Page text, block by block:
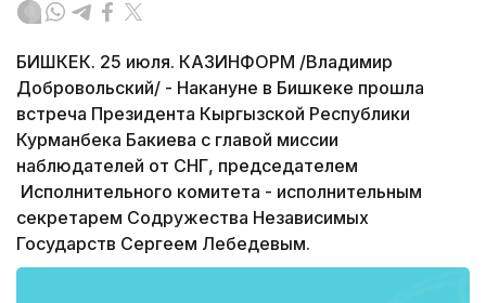
БИШКЕК. 25 июля. КАЗИНФОРМ /Владимир
Добровольский/ - Накануне в Бишкеке прошла
встреча Президента Кыргызской Республики
Курманбека Бакиева с главой миссии
наблюдателей от СНГ, председателем
Исполнительного комитета - исполнительным
секретарем Содружества Независимых
Государств Сергеем Лебедевым.